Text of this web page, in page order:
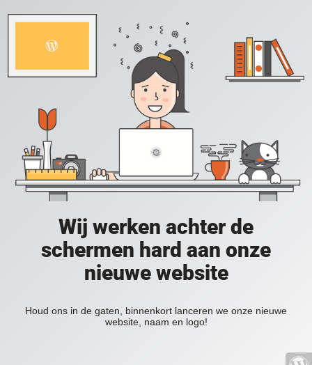
Wij werken achter de
schermen hard aan onze
nieuwe website
Houd ons in de gaten, binnenkort lanceren we onze nieuwe
website, naam en logo!